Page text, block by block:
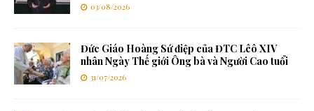
03/08/2026
Đức Giáo Hoàng Sứ điệp của ĐTC Lêô XIV
nhân Ngày Thế giới Ông bà và Người Cao tuổi
31/07/2026